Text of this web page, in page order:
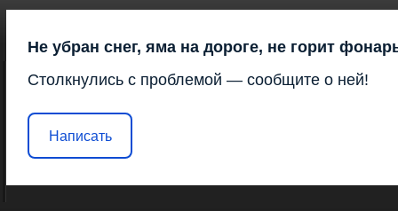
Не убран снег, яма на дороге, не горит
Столкнулись с проблемой — сообщите о ней!
Написать